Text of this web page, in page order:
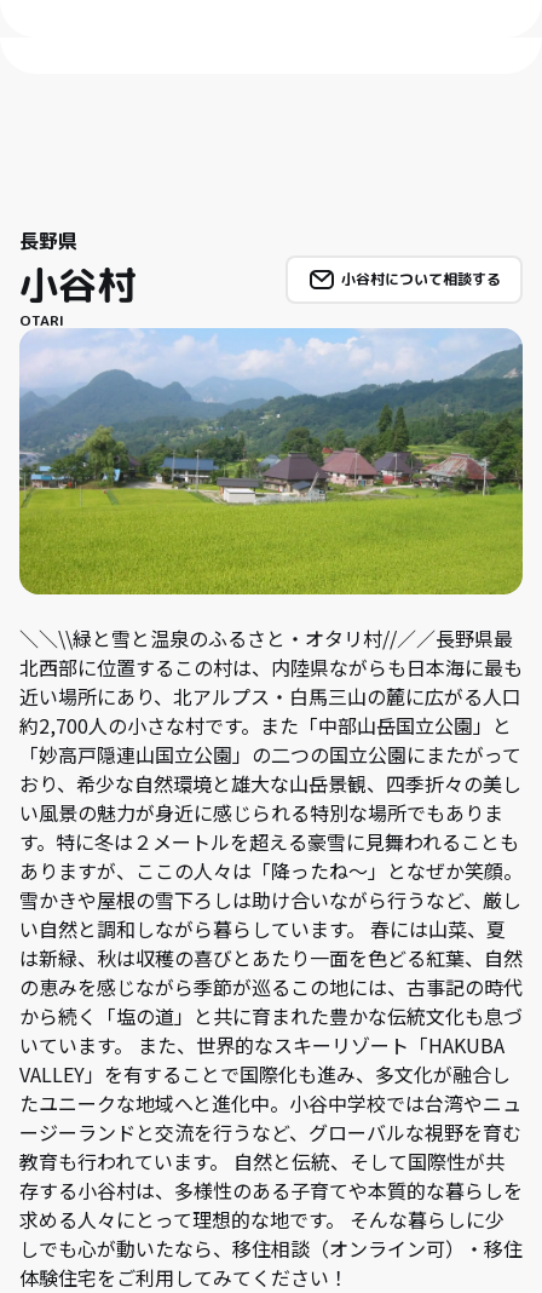
長野県
小谷村
OTARI
小谷村について相談する
＼＼\\緑と雪と温泉のふるさと・オタリ村//／／長野県最
北西部に位置するこの村は、内陸県ながらも日本海に最も
近い場所にあり、北アルプス・白馬三山の麓に広がる人口
約2,700人の小さな村です。また「中部山岳国立公園」と
「妙高戸隠連山国立公園」の二つの国立公園にまたがって
おり、希少な自然環境と雄大な山岳景観、四季折々の美し
い風景の魅力が身近に感じられる特別な場所でもありま
す。特に冬は２メートルを超える豪雪に見舞われることも
ありますが、ここの人々は「降ったね～」となぜか笑顔。
雪かきや屋根の雪下ろしは助け合いながら行うなど、厳し
い自然と調和しながら暮らしています。 春には山菜、夏
は新緑、秋は収穫の喜びとあたり一面を色どる紅葉、自然
の恵みを感じながら季節が巡るこの地には、古事記の時代
から続く「塩の道」と共に育まれた豊かな伝統文化も息づ
いています。 また、世界的なスキーリゾート「HAKUBA
VALLEY」を有することで国際化も進み、多文化が融合し
たユニークな地域へと進化中。小谷中学校では台湾やニュ
ージーランドと交流を行うなど、グローバルな視野を育む
教育も行われています。 自然と伝統、そして国際性が共
存する小谷村は、多様性のある子育てや本質的な暮らしを
求める人々にとって理想的な地です。 そんな暮らしに少
しでも心が動いたなら、移住相談（オンライン可）・移住
体験住宅をご利用してみてください！